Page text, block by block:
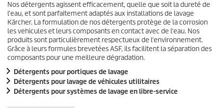
Nos détergents agissent efficacement, quelle que soit la dureté de
l'eau, et sont parfaitement adaptés aux installations de lavage
Kärcher. La formulation de nos détergents protège de la corrosion
les vehicules et leurs composants en contact avec de l'eau. Nos
produits sont particulièrement respectueux de l'environnement.
Grâce à leurs formules brevetées ASF, ils facilitent la séparation des
composants pour une meilleure dégradation.
Détergents pour portiques de lavage
Détergents pour lavage de véhicules utilitaires
Détergents pour systèmes de lavage en libre-service